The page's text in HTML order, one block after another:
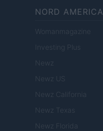
NORD AMERICA
Womanmagazine
Investing Plus
Newz
Newz US
Newz California
Newz Texas
Newz Florida